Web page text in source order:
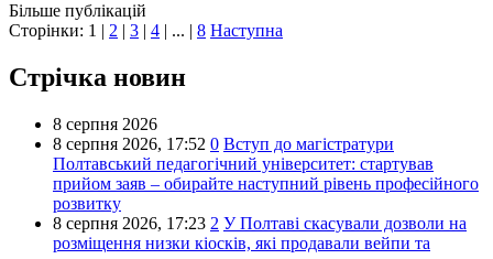
Більше публікацій
Сторінки: 1 | 2 | 3 | 4 | ... | 8 Наступна
Стрічка новин
8 серпня 2026
8 серпня 2026, 17:52 0 Вступ до магістратури
Полтавський педагогічний університет: стартував
прийом заяв – обирайте наступний рівень професійного
розвитку
8 серпня 2026, 17:23 2 У Полтаві скасували дозволи на
розміщення низки кіосків, які продавали вейпи та